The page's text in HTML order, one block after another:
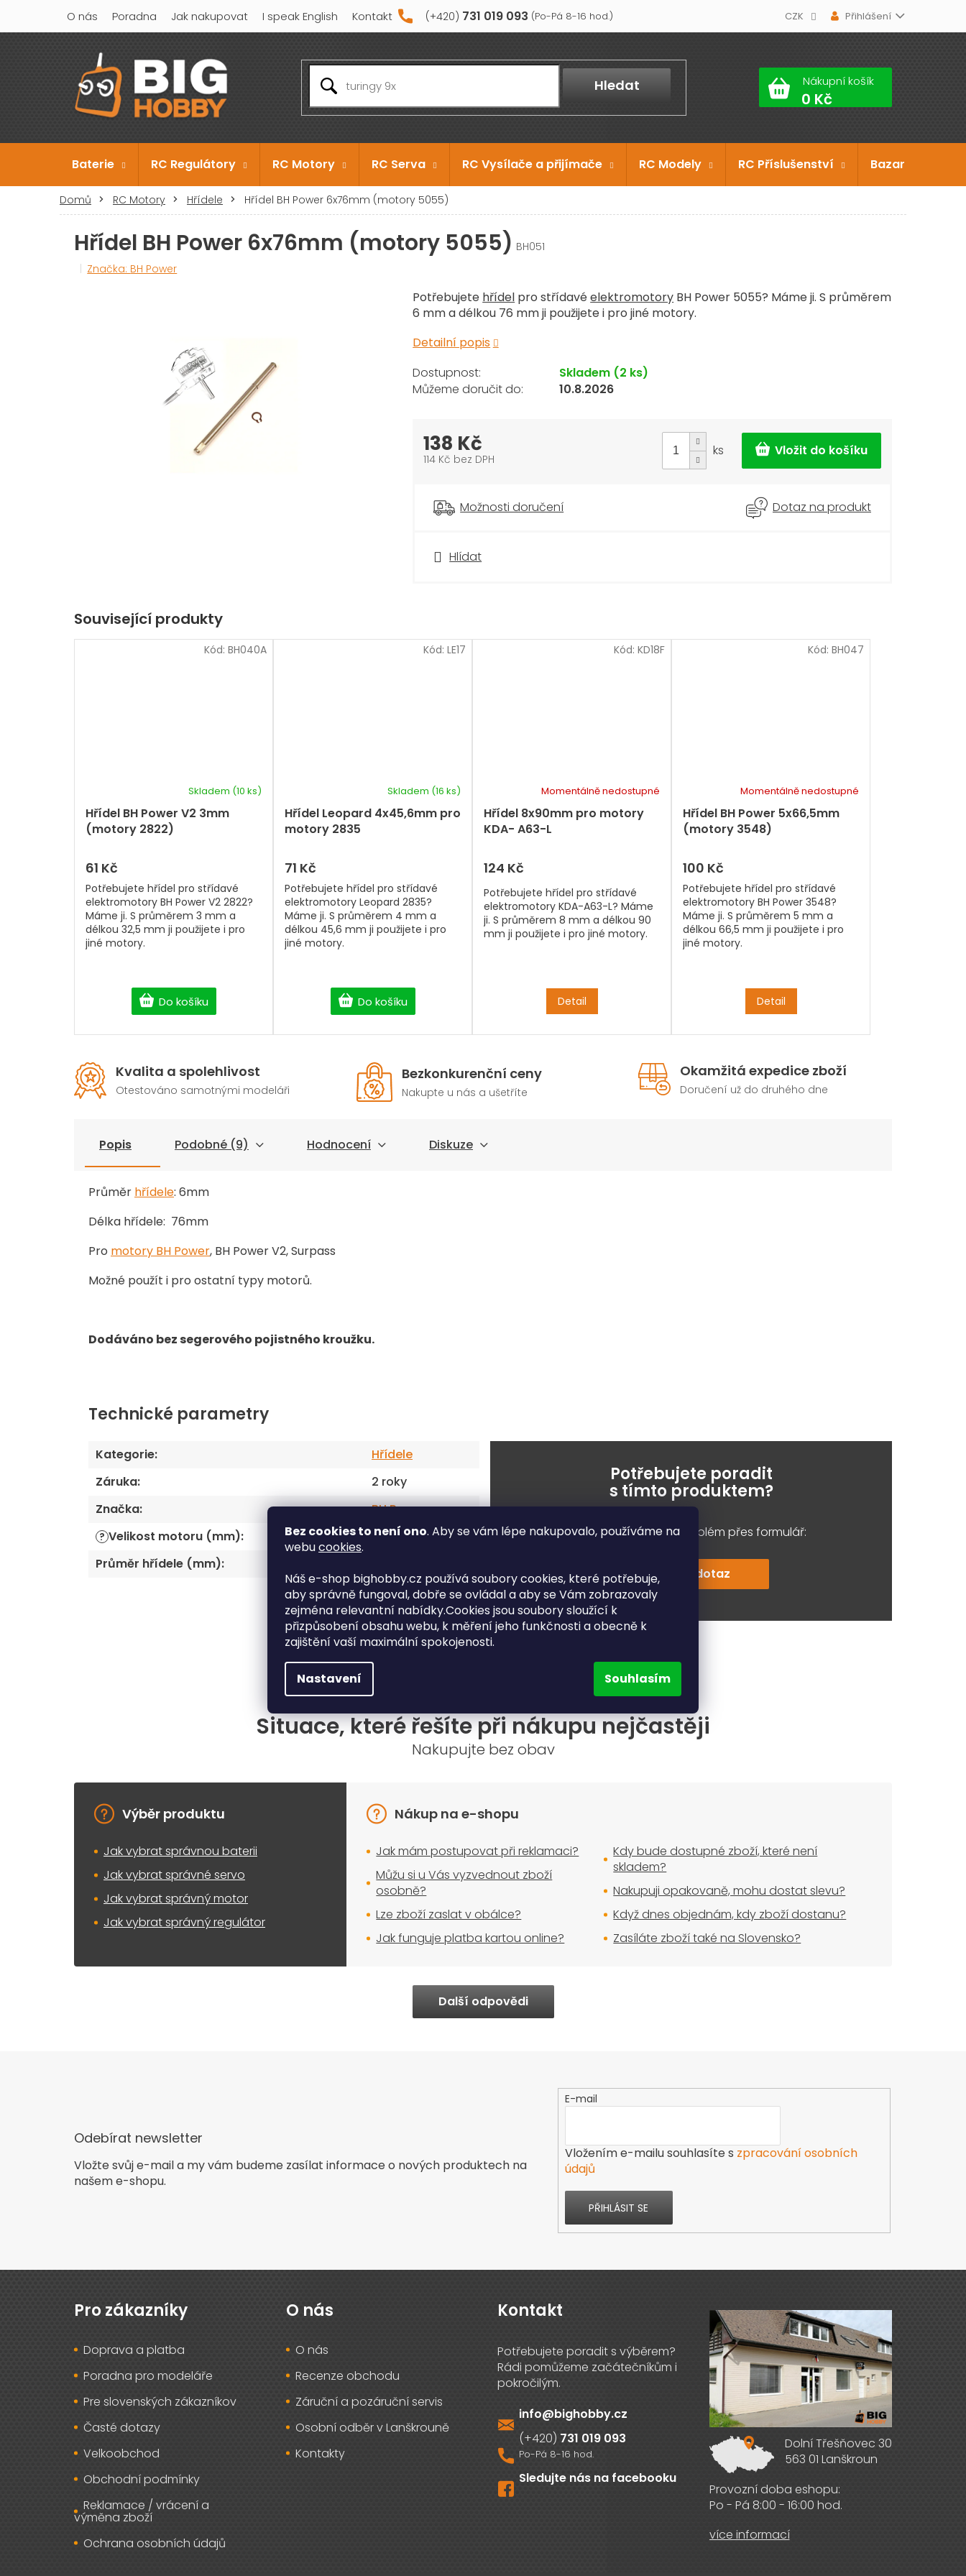
Bez cookies to není ono. Aby se vám lépe nakupovalo, používáme na
webucookies.
Náš e-shop bighobby.cz používá soubory cookies, které potřebuje,
aby správně fungoval, dobře se ovládal a aby se Vám zobrazovaly
zejména relevantní nabídky.Cookies jsou soubory sloužící k
přizpůsobení obsahu webu, k měření jeho funkčnosti a obecně k
zajištění vaší maximální spokojenosti.
Nastavení Souhlasím
obsah
731 019 093
O nás Poradna Jak nakupovat I speak English Kontakt CZK Přihlášení
Hledat Nákupní košík
Baterie RC Regulátory RC Motory RC Serva RC Vysílače a přijímače RC Modely RC Příslušenství Bazar
Domů RC Motory Hřídele Hřídel BH Power 6x76mm (motory 5055)
Hřídel BH Power 6x76mm (motory 5055) BH051
Značka: BH Power
Potřebujete hřídel pro střídavéelektromotory BH Power 5055? Máme ji. S průměrem
6 mm a délkou 76 mm ji použijete i pro jiné motory.
Detailní popis
Hlídat
Skladem (2 ks)
10.8.2026
138 Kč
114 Kč bez DPH
ks
Možnosti doručení Dotaz na produkt
Související produkty
Hřídel BH Power V2 3mm
(motory 2822)
Skladem (10 ks)
61 Kč
Do košíku
Potřebujete hřídel pro střídavé
elektromotory BH Power V2 2822?
Máme ji. S průměrem 3 mm a
délkou 32,5 mm ji použijete i pro
jiné motory.
Kód: BH040A
Hřídel Leopard 4x45,6mm pro
motory 2835
Skladem (16 ks)
71 Kč
Do košíku
Potřebujete hřídel pro střídavé
elektromotory Leopard 2835?
Máme ji. S průměrem 4 mm a
délkou 45,6 mm ji použijete i pro
jiné motory.
Kód: LE17
Hřídel 8x90mm pro motory
KDA- A63-L
Momentálně nedostupné
124 Kč
Detail
Potřebujete hřídel pro střídavé
elektromotory KDA-A63-L? Máme
ji. S průměrem 8 mm a délkou 90
mm ji použijete i pro jiné motory.
Kód: KD18F
Hřídel BH Power 5x66,5mm
(motory 3548)
Momentálně nedostupné
100 Kč
Detail
Potřebujete hřídel pro střídavé
elektromotory BH Power 3548?
Máme ji. S průměrem 5 mm a
délkou 66,5 mm ji použijete i pro
jiné motory.
Kód: BH047
Kvalita a spolehlivost
Otestováno samotnými modeláři
Bezkonkurenční ceny
Nakupte u nás a ušetříte
Okamžitá expedice zboží
Doručení už do druhého dne
Popis Podobné (9) Hodnocení Diskuze
Průměr hřídele: 6mm
Délka hřídele: 76mm
Pro motory BH Power, BH Power V2, Surpass
Možné použít i pro ostatní typy motorů.
Dodáváno bez segerového pojistného kroužku.
Technické parametry
Kategorie:
Hřídele
Záruka:
2 roky
Značka: BH Power
? Velikost motoru (mm):
50-55
Průměr hřídele (mm):
Potřebujete poradit
s tímto produktem?
nebo napište váš problém přes formulář:
Položit dotaz
Situace, které řešíte při nákupu nejčastěji
Nakupujte bez obav
Výběr produktu
Jak vybrat správnou baterii
Jak vybrat správné servo
Jak vybrat správný motor
Jak vybrat správný regulátor
Nákup na e-shopu
Jak mám postupovat při reklamaci?
Můžu si u Vás vyzvednout zboží
osobně?
Lze zboží zaslat v obálce?
Jak funguje platba kartou online?
Kdy bude dostupné zboží, které není
skladem?
Nakupuji opakovaně, mohu dostat slevu?
Když dnes objednám, kdy zboží dostanu?
Zasíláte zboží také na Slovensko?
Další odpovědi
Odebírat newsletter
Vložte svůj e-mail a my vám budeme zasílat informace o nových produktech na
našem e-shopu.
E-mail
Vložením e-mailu souhlasíte s zpracování osobních
údajů
PŘIHLÁSIT SE
Z
Pro zákazníky
Doprava a platba
Poradna pro modeláře
Pre slovenských zákazníkov
Časté dotazy
Velkoobchod
Obchodní podmínky
Reklamace / vrácení a
výměna zboží
Ochrana osobních údajů
O nás
O nás
Recenze obchodu
Záruční a pozáruční servis
Osobní odběr v Lanškrouně
Kontakty
Kontakt
info@bighobby.cz
731 019 093
Sledujte nás na facebooku
Dolní Třešňovec 30
563 01 Lanškroun
Provozní doba eshopu:
Po - Pá 8:00 - 16:00 hod.
více informací